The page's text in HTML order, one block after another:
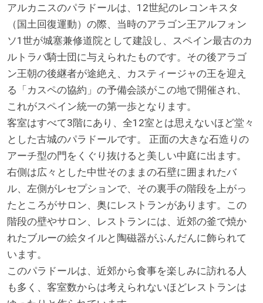
アルカニスのパラドールは、12世紀のレコンキスタ
（国土回復運動）の際、当時のアラゴン王アルフォン
ソ1世が城塞兼修道院として建設し、スペイン最古のカ
ルトラバ騎士団に与えられたものです。その後アラゴ
ン王朝の後継者が途絶え、カスティージャの王を迎え
る「カスペの協約」の予備会談がこの地で開催され、
これがスペイン統一の第一歩となります。
客室はすべて3階にあり、全12室とは思えないほど堂々
とした古城のパラドールです。 正面の大きな石造りの
アーチ型の門をくぐり抜けると美しい中庭に出ます。
右側は広々とした中世そのままの石壁に囲まれたバ
ル、左側がレセプションで、その裏手の階段を上がっ
たところがサロン、奥にレストランがあります。この
階段の壁やサロン、レストランには、近郊の釜で焼か
れたブルーの絵タイルと陶磁器がふんだんに飾られて
います。
このパラドールは、近郊から食事を楽しみに訪れる人
も多く、客室数からは考えられないほどレストランは